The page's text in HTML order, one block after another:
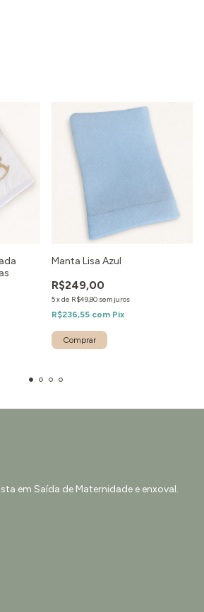
Manta Lisa Azul
R$249,00
5xde R$49,80 sem juros
R$236,55 com Pix
em Saída de Maternidade e enxoval.